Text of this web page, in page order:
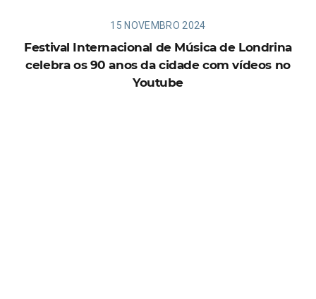
15 NOVEMBRO 2024
Festival Internacional de Música de Londrina
celebra os 90 anos da cidade com vídeos no
Youtube